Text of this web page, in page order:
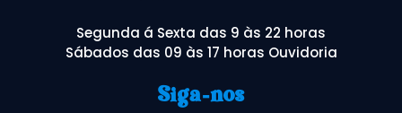
Segunda á Sexta das 9 às 22 horas
Sábados das 09 às 17 horas Ouvidoria
Siga-nos